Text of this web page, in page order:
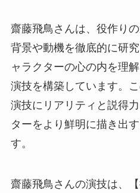
齋藤飛鳥さんは、役作り
背景や動機を徹底的に研
ャラクターの心の内を理
演技を構築しています。
演技にリアリティと説得
ターをより鮮明に描き出
す。
齋藤飛鳥さんの演技は、